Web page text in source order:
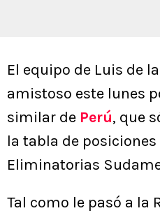
El equipo de Luis de
amistoso este lunes
similar de Perú, que
la tabla de
Eliminatorias
Tal como le pasó a la